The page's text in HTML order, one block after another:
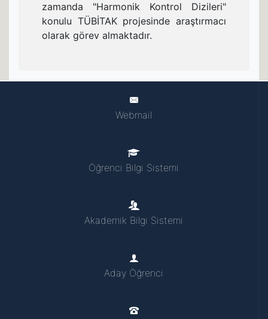
zamanda "Harmonik Kontrol Dizileri"
konulu TÜBİTAK projesinde araştırmacı
olarak görev almaktadır.
Webmail
Öğrenci Bilgi Sistemi
Akademik Bilgi Sistemi
Aday Öğrenci